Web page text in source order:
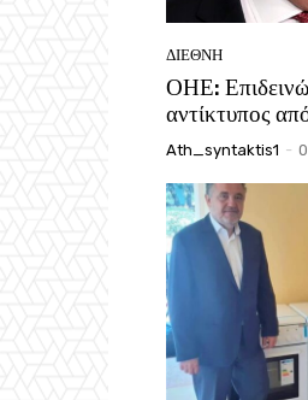
ΔΙΕΘΝΗ
ΟΗΕ:
αντίκτυπος
Ath_syntaktis1 -